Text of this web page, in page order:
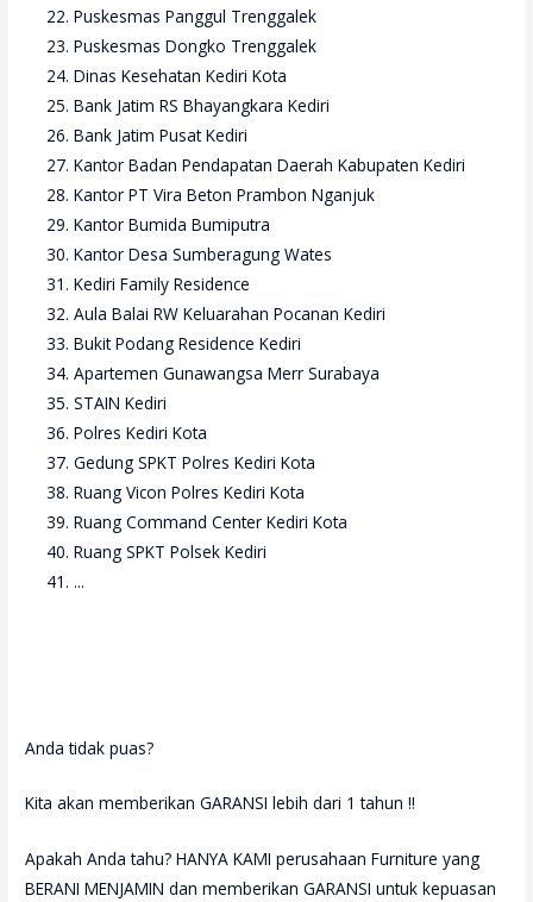
Puskesmas Panggul Trenggalek
Puskesmas Dongko Trenggalek
Dinas Kesehatan Kediri Kota
Bank Jatim RS Bhayangkara Kediri
Bank Jatim Pusat Kediri
Kantor Badan Pendapatan Daerah Kabupaten Kediri
Kantor PT Vira Beton Prambon Nganjuk
Kantor Bumida Bumiputra
Kantor Desa Sumberagung Wates
Kediri Family Residence
Aula Balai RW Keluarahan Pocanan Kediri
Bukit Podang Residence Kediri
Apartemen Gunawangsa Merr Surabaya
STAIN Kediri
Polres Kediri Kota
Gedung SPKT Polres Kediri Kota
Ruang Vicon Polres Kediri Kota
Ruang Command Center Kediri Kota
Ruang SPKT Polsek Kediri
...
Anda tidak puas?
Kita akan memberikan GARANSI lebih dari 1 tahun !!
Apakah Anda tahu? HANYA KAMI perusahaan Furniture yang
BERANI MENJAMIN dan memberikan GARANSI untuk kepuasan